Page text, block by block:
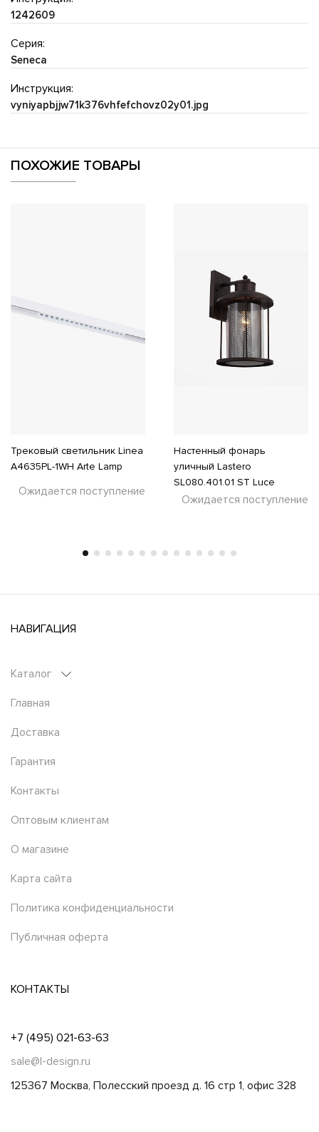
1242609
Серия:
Seneca
Инструкция:
vyniyapbjjw71k376vhfefchovz02y01.jpg
ПОХОЖИЕ ТОВАРЫ
Трековый светильник Linea
A4635PL-1WH Arte Lamp
Ожидается поступление
Настенный фонарь
уличный Lastero
SL080.401.01 ST Luce
Ожидается поступление
НАВИГАЦИЯ
Каталог
Главная
Доставка
Гарантия
Контакты
Оптовым клиентам
О магазине
Карта сайта
Политика конфиденциальности
Публичная оферта
КОНТАКТЫ
+7 (495) 021-63-63
sale@l-design.ru
125367 Москва, Полесский проезд д. 16 стр 1, офис 328